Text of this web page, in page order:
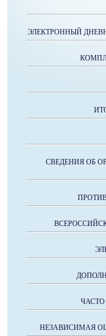
ЭЛЕКТРОННЫЙ
СВЕДЕНИЯ ОБ
НЕЗАВИСИМАЯ